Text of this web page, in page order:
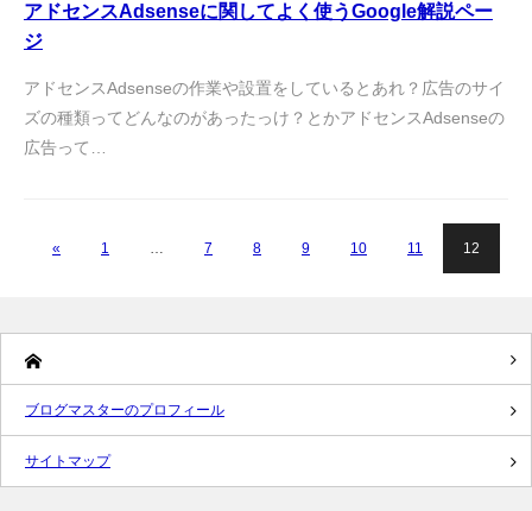
アドセンスAdsenseに関してよく使うGoogle解説ペー
ジ
アドセンスAdsenseの作業や設置をしているとあれ？広告のサイ
ズの種類ってどんなのがあったっけ？とかアドセンスAdsenseの
広告って…
« 1 … 7 8 9 10 11 12
ブログマスターのプロフィール
サイトマップ